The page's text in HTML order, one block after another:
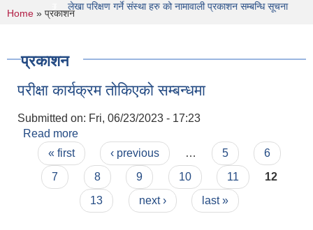
लेखा परिक्षण गर्ने संस्था हरु को नामावाली प्रकाशन सम्बन्धि सूचना लेखा
You are here
Home » प्रकाशन
प्रकाशन
परीक्षा कार्यक्रम तोकिएको सम्बन्धमा
Submitted on: Fri, 06/23/2023 - 17:23
Read more
Pages
« first ‹ previous … 5
6
7
8 9 10 11
12
13
next › last »